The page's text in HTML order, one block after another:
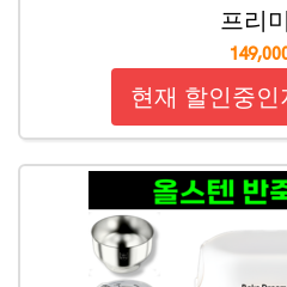
프리
현재 할인중인